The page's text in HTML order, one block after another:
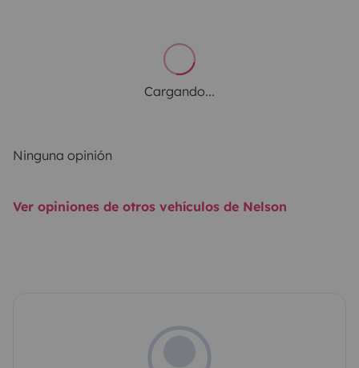
Cargando...
Ninguna opinión
Ver opiniones de otros vehículos de Nelson